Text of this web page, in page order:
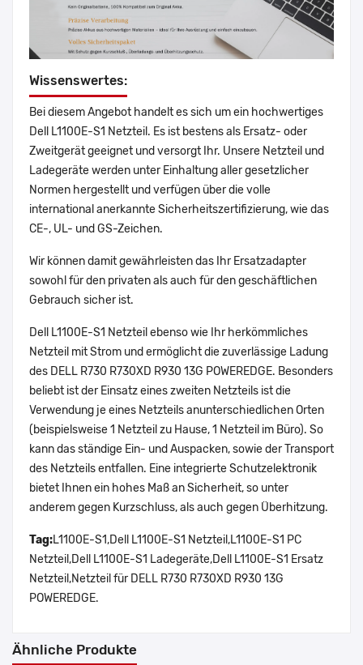
Wissenswertes:
Bei diesem Angebot handelt es sich um ein hochwertiges
Dell L1100E-S1 Netzteil. Es ist bestens als Ersatz- oder
Zweitgerät geeignet und versorgt Ihr. Unsere Netzteil und
Ladegeräte werden unter Einhaltung aller gesetzlicher
Normen hergestellt und verfügen über die volle
international anerkannte Sicherheitszertifizierung, wie das
CE-, UL- und GS-Zeichen.
Wir können damit gewährleisten das Ihr Ersatzadapter
sowohl für den privaten als auch für den geschäftlichen
Gebrauch sicher ist.
Dell L1100E-S1 Netzteil ebenso wie Ihr herkömmliches
Netzteil mit Strom und ermöglicht die zuverlässige Ladung
des DELL R730 R730XD R930 13G POWEREDGE. Besonders
beliebt ist der Einsatz eines zweiten Netzteils ist die
Verwendung je eines Netzteils anunterschiedlichen Orten
(beispielsweise 1 Netzteil zu Hause, 1 Netzteil im Büro). So
kann das ständige Ein- und Auspacken, sowie der Transport
des Netzteils entfallen. Eine integrierte Schutzelektronik
bietet Ihnen ein hohes Maß an Sicherheit, so unter
anderem gegen Kurzschluss, als auch gegen Überhitzung.
Tag:L1100E-S1,Dell L1100E-S1 Netzteil,L1100E-S1 PC
Netzteil,Dell L1100E-S1 Ladegeräte,Dell L1100E-S1 Ersatz
Netzteil,Netzteil für DELL R730 R730XD R930 13G
POWEREDGE.
Ähnliche Produkte